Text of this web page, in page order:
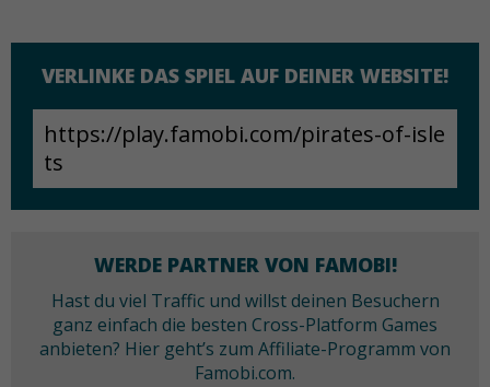
VERLINKE DAS SPIEL AUF DEINER WEBSITE!
WERDE PARTNER VON FAMOBI!
Hast du viel Traffic und willst deinen Besuchern
ganz einfach die besten Cross-Platform Games
anbieten? Hier geht’s zum Affiliate-Programm von
Famobi.com.